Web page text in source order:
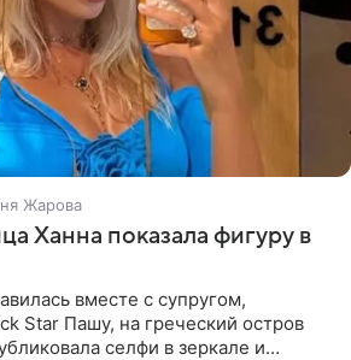
Жарова
Ханна показала фигуру в
вместе с супругом,
Star Пашу, на греческий остров
селфи в зеркале и